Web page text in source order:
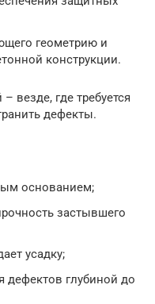
геометрию и
конструкции.
везде, где требуется
дефекты.
основанием;
застывшего
усадку;
дефектов глубиной до